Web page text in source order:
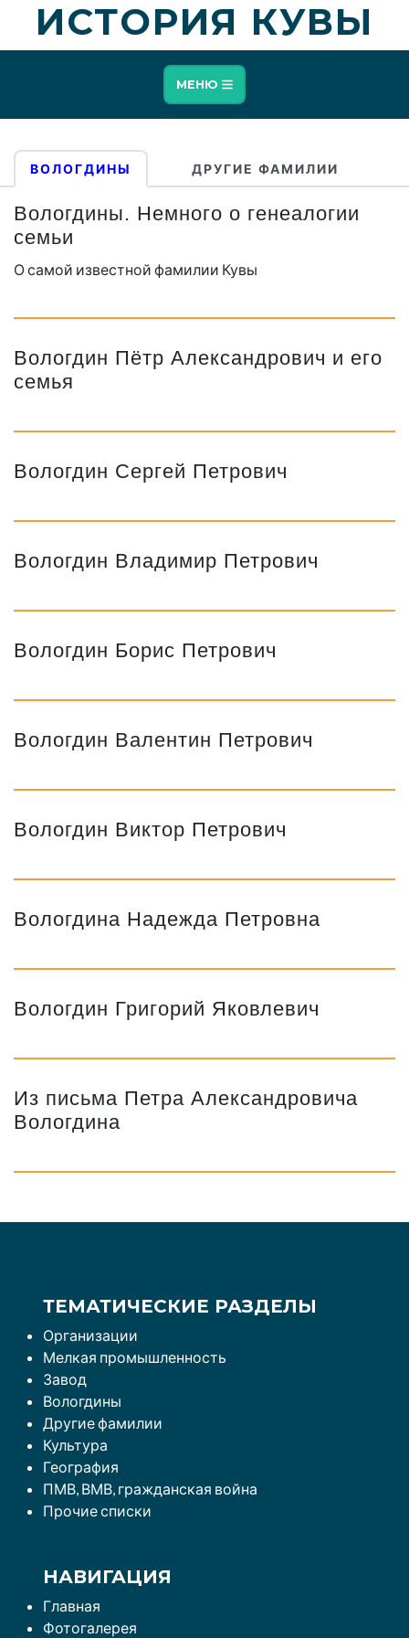
ИСТОРИЯ КУВЫ
МЕНЮ
ВОЛОГДИНЫ ДРУГИЕ ФАМИЛИИ
Вологдины. Немного о генеалогии
семьи
О самой известной фамилии Кувы
Вологдин Пётр Александрович и его
семья
Вологдин Сергей Петрович
Вологдин Владимир Петрович
Вологдин Борис Петрович
Вологдин Валентин Петрович
Вологдин Виктор Петрович
Вологдина Надежда Петровна
Вологдин Григорий Яковлевич
Из письма Петра Александровича
Вологдина
ТЕМАТИЧЕСКИЕ РАЗДЕЛЫ
Организации
Мелкая промышленность
Завод
Вологдины
Другие фамилии
Культура
География
ПМВ, ВМВ, гражданская война
Прочие списки
НАВИГАЦИЯ
Главная
Фотогалерея